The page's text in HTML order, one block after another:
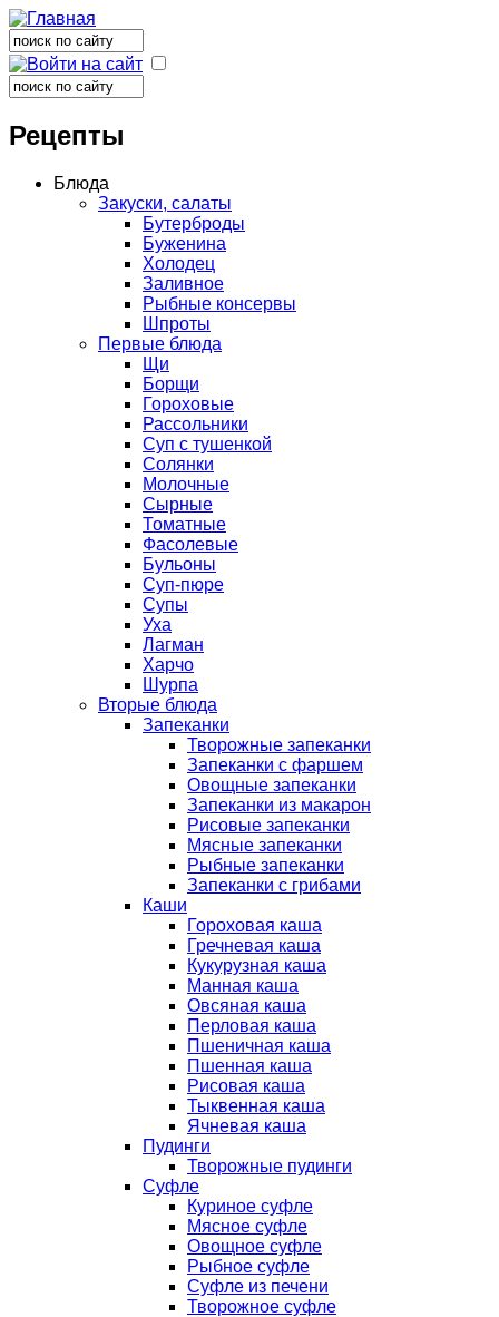
Форма поиска
Поиск
Поиск
Рецепты
Блюда
Закуски, салаты
Бутерброды
Буженина
Холодец
Заливное
Рыбные консервы
Шпроты
Первые блюда
Щи
Борщи
Гороховые
Рассольники
Суп с тушенкой
Солянки
Молочные
Сырные
Томатные
Фасолевые
Бульоны
Суп-пюре
Супы
Уха
Лагман
Харчо
Шурпа
Вторые блюда
Запеканки
Творожные запеканки
Запеканки с фаршем
Овощные запеканки
Запеканки из макарон
Рисовые запеканки
Мясные запеканки
Рыбные запеканки
Запеканки с грибами
Каши
Гороховая каша
Гречневая каша
Кукурузная каша
Манная каша
Овсяная каша
Перловая каша
Пшеничная каша
Пшенная каша
Рисовая каша
Тыквенная каша
Ячневая каша
Пудинги
Творожные пудинги
Суфле
Куриное суфле
Мясное суфле
Овощное суфле
Рыбное суфле
Суфле из печени
Творожное суфле